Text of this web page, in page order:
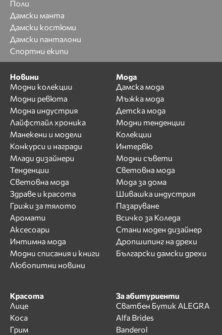
Поли
Дамски манта
Дамски костюми
Дамски панталони
Спортни екипи
Новини
Модни колекции
Модни ревюта
Модна индустрия
Лайфстайл хроника
Манекени и модели
Конкурси и награди
Млади дизайнери
Тенденции
Световна мода
Здраве и красота
Грижи за тялото
Аромати
Аксесоари
Интимна мода
Модни списания и книги
Любопитни новини
Мода
Дамска мода
Мъжка мода
Детска мода
Модни тенденции
Колекции
Интервю
Модни съвети
Световна мода
Мода за дома
Шивашка индустрия
Пазаруване
Всичко за Коледа
Стани моден дизайнер
Дропшипинг на дрехи
Български дамски дрехи
Красота
Лице
Коса
Грим
За абитуриенти
Сватбен Бутик ALEGRA
Alfa Brides
Banderol